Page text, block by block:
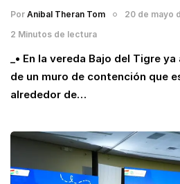
Por Anibal Theran Tom
20 de mayo
2 Minutos de lectura
_• En la vereda Bajo del Tigre
de un muro de contención que
alrededor de…